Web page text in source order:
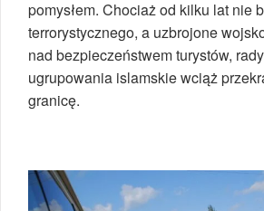
pomysłem. Chociaż od kilku lat nie
terrorystycznego, a uzbrojone
nad bezpieczeństwem turystów,
ugrupowania islamskie wciąż
granicę.